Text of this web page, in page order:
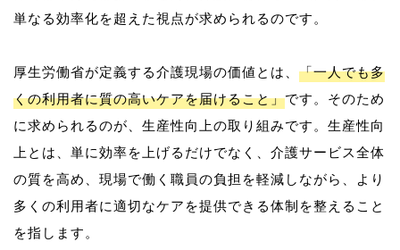
単なる効率化を超えた視点が求められるのです。
厚生労働省が定義する介護現場の価値とは、 「一人でも多
くの利用者に質の高いケアを届けること」です。そのため
に求められるのが、生産性向上の取り組みです。生産性向
上とは、単に効率を上げるだけでなく、介護サービス全体
の質を高め、現場で働く職員の負担を軽減しながら、より
多くの利用者に適切なケアを提供できる体制を整えること
を指します。